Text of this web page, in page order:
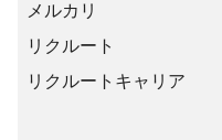
メルカリ
リクルート
リクルートキャリア